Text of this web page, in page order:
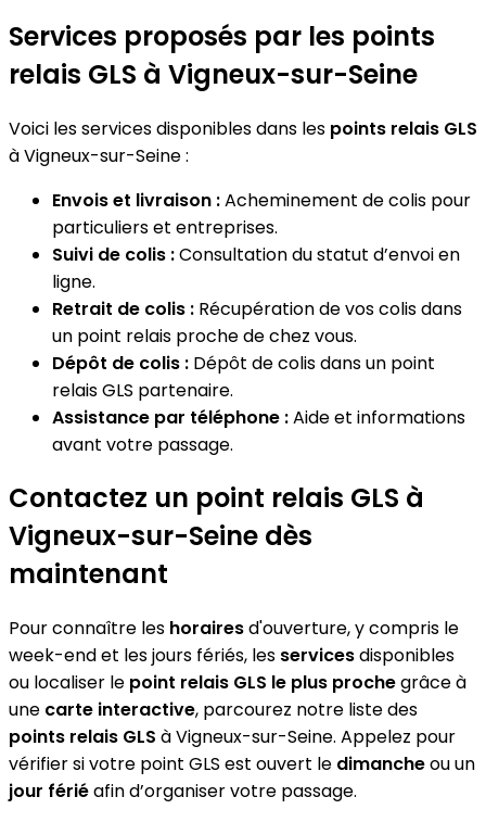
Services proposés par les points
relais GLS à Vigneux-sur-Seine
Voici les services disponibles dans les points relais GLS
à Vigneux-sur-Seine :
Envois et livraison :Acheminement de colis pour
particuliers et entreprises.
Suivi de colis :Consultation du statut d’envoi en
ligne.
Retrait de colis : Récupération de vos colis dans
un point relais proche de chez vous.
Dépôt de colis : Dépôt de colis dans un point
relais GLS partenaire.
Assistance par téléphone :Aide et informations
avant votre passage.
Contactez un point relais GLS à
Vigneux-sur-Seine dès
maintenant
Pour connaître les horairesd'ouverture, y compris le
week-end et les jours fériés, les servicesdisponibles
ou localiser le point relais GLS le plus prochegrâce à
une carte interactive, parcourez notre liste des
points relais GLS à Vigneux-sur-Seine. Appelez pour
vérifier si votre point GLS est ouvert le dimancheou un
jour fériéafin d’organiser votre passage.